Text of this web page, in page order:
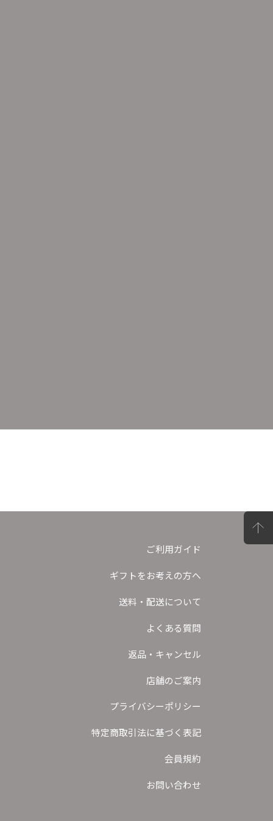
ご利用ガイド
ギフトをお考えの方へ
送料・配送について
よくある質問
返品・キャンセル
店舗のご案内
プライバシーポリシー
特定商取引法に基づく表記
会員規約
お問い合わせ